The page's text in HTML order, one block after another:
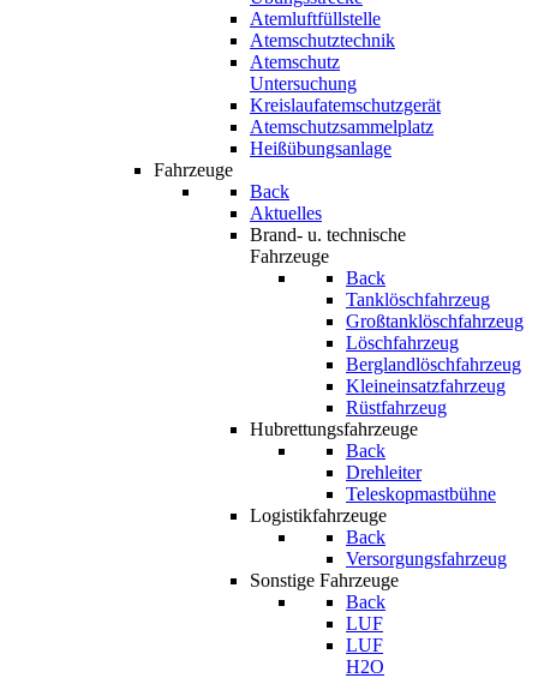
Atemluftfüllstelle
Atemschutztechnik
Atemschutz
Untersuchung
Kreislaufatemschutzgerät
Atemschutzsammelplatz
Heißübungsanlage
Fahrzeuge
Back
Aktuelles
Brand- u. technische
Fahrzeuge
Back
Tanklöschfahrzeug
Großtanklöschfahrzeug
Löschfahrzeug
Berglandlöschfahrzeug
Kleineinsatzfahrzeug
Rüstfahrzeug
Hubrettungsfahrzeuge
Back
Drehleiter
Teleskopmastbühne
Logistikfahrzeuge
Back
Versorgungsfahrzeug
Sonstige Fahrzeuge
Back
LUF
LUF
H2O